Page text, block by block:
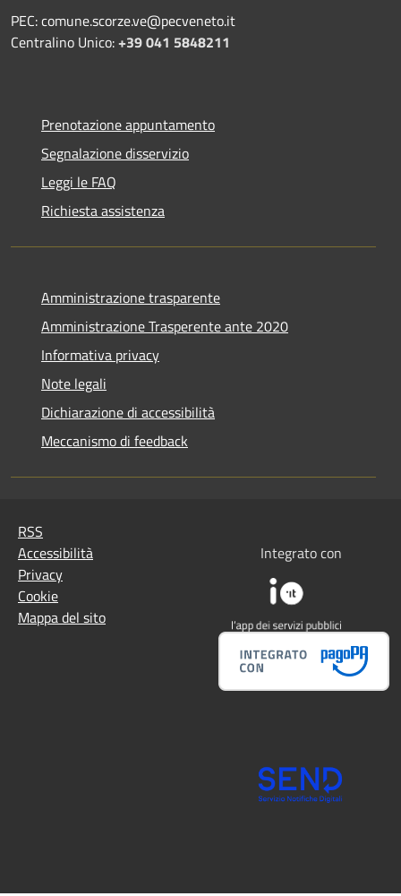
PEC: comune.scorze.ve@pecveneto.it
Centralino Unico:+39 041 5848211
Prenotazione appuntamento
Segnalazione disservizio
Leggi le FAQ
Richiesta assistenza
Amministrazione trasparente
Amministrazione Trasperente ante 2020
Informativa privacy
Note legali
Dichiarazione di accessibilità
Meccanismo di feedback
RSS
Accessibilità
Privacy
Cookie
Mappa del sito
Integrato con